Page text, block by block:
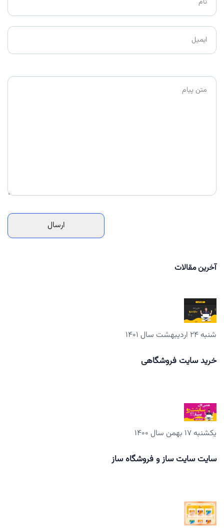
آخرین مقالات
شنبه ۲۴ اردیبهشت سال ۱۴۰۱
خرید سایت فروشگاهی
یکشنبه ۱۷ بهمن سال ۱۴۰۰
سایت سایت ساز و فروشگاه ساز